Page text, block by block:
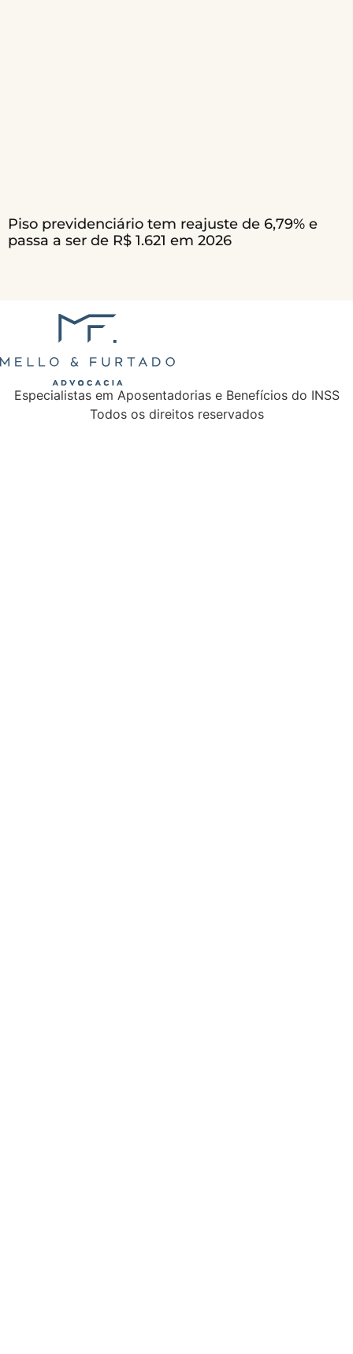
Piso previdenciário tem reajuste de 6,79% e
passa a ser de R$ 1.621 em 2026
Especialistas em Aposentadorias e Benefícios do INSS
Todos os direitos reservados